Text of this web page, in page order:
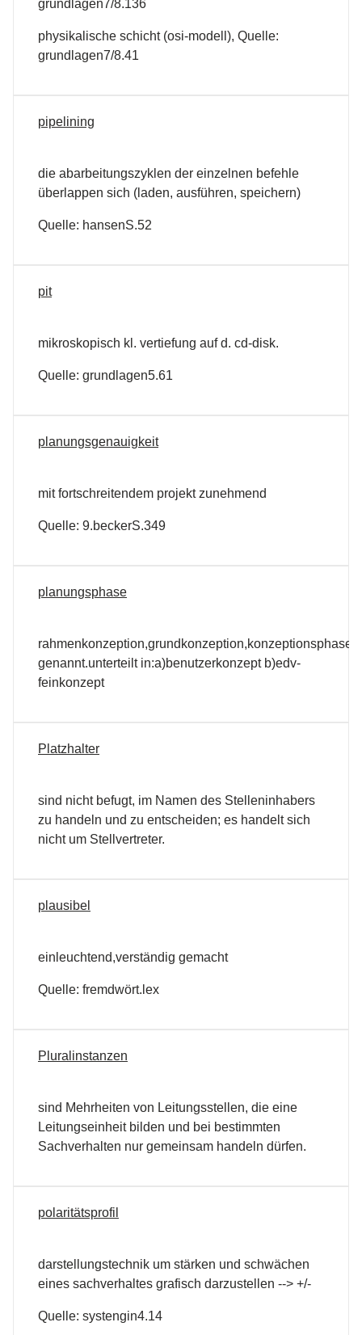
grundlagen7/8.136
physikalische schicht (osi-modell), Quelle:
grundlagen7/8.41
pipelining
die abarbeitungszyklen der einzelnen befehle
überlappen sich (laden, ausführen, speichern)
Quelle: hansenS.52
pit
mikroskopisch kl. vertiefung auf d. cd-disk.
Quelle: grundlagen5.61
planungsgenauigkeit
mit fortschreitendem projekt zunehmend
Quelle: 9.beckerS.349
planungsphase
genannt.unterteilt in:a)benutzerkonzept b)edv-
feinkonzept
Platzhalter
sind nicht befugt, im Namen des Stelleninhabers
zu handeln und zu entscheiden; es handelt sich
nicht um Stellvertreter.
plausibel
einleuchtend,verständig gemacht
Quelle: fremdwört.lex
Pluralinstanzen
sind Mehrheiten von Leitungsstellen, die eine
Leitungseinheit bilden und bei bestimmten
Sachverhalten nur gemeinsam handeln dürfen.
polaritätsprofil
darstellungstechnik um stärken und schwächen
eines sachverhaltes grafisch darzustellen --> +/-
Quelle: systengin4.14